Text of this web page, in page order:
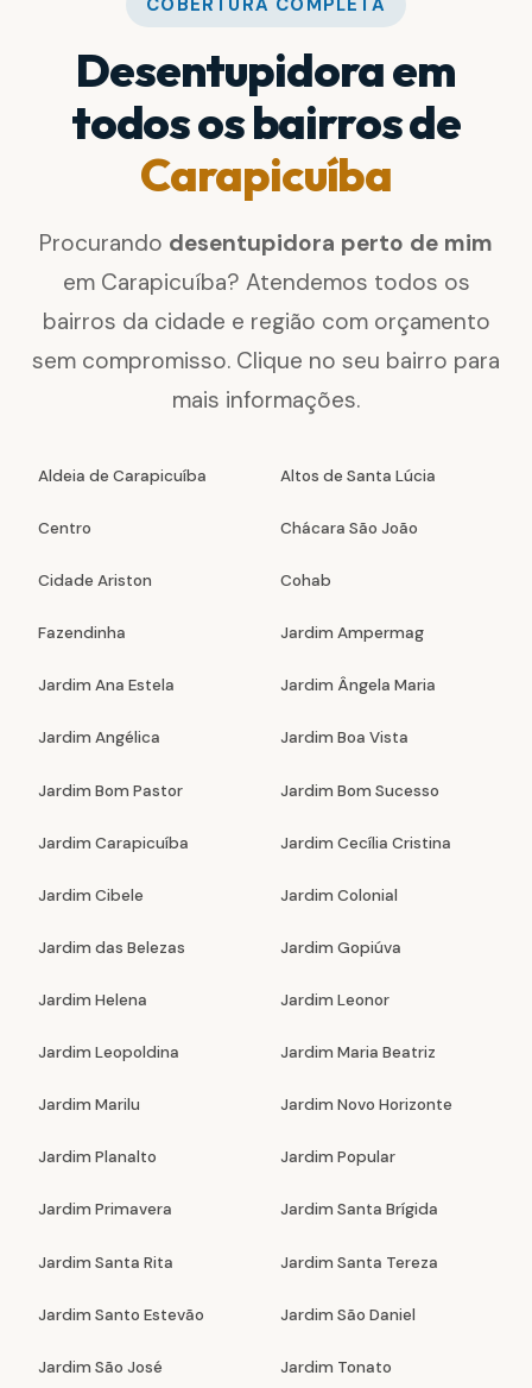
COBERTURA COMPLETA
Desentupidora em
todos os bairros de
Carapicuíba
Procurando desentupidora perto de mim
em Carapicuíba? Atendemos todos os
bairros da cidade e região com orçamento
sem compromisso. Clique no seu bairro para
mais informações.
Aldeia de Carapicuíba Altos de Santa Lúcia
Centro Chácara São João
Cidade Ariston Cohab
Fazendinha Jardim Ampermag
Jardim Ana Estela Jardim Ângela Maria
Jardim Angélica Jardim Boa Vista
Jardim Bom Pastor Jardim Bom Sucesso
Jardim Carapicuíba Jardim Cecília Cristina
Jardim Cibele Jardim Colonial
Jardim das Belezas Jardim Gopiúva
Jardim Helena Jardim Leonor
Jardim Leopoldina Jardim Maria Beatriz
Jardim Marilu Jardim Novo Horizonte
Jardim Planalto Jardim Popular
Jardim Primavera Jardim Santa Brígida
Jardim Santa Rita Jardim Santa Tereza
Jardim Santo Estevão Jardim São Daniel
Jardim São José Jardim Tonato